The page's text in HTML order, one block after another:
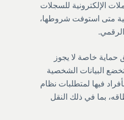
الإلكترونية للسجلات
متى استوفت شروطها،
خاصة لا يجوز
تخضع البيانات الشخصية
فيها لمتطلبات نظام
بما في ذلك النقل